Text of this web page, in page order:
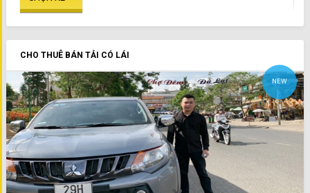
CHO THUÊ BÁN TẢI CÓ LÁI
NEW